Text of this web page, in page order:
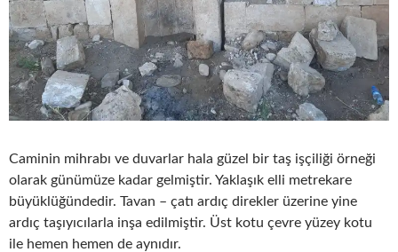
Caminin mihrabı ve duvarlar hala güzel bir taş işçiliği örneği
olarak günümüze kadar gelmiştir. Yaklaşık elli metrekare
büyüklüğündedir. Tavan – çatı ardıç direkler üzerine yine
ardıç taşıyıcılarla inşa edilmiştir. Üst kotu çevre yüzey kotu
ile hemen hemen de aynıdır.